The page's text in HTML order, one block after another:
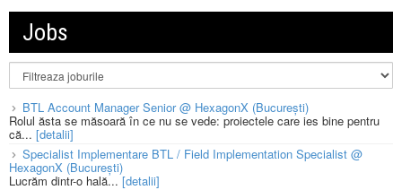
Jobs
BTL Account Manager Senior @ HexagonX (București)
Rolul ăsta se măsoară în ce nu se vede: proiectele care ies bine pentru
că... [detalii]
Specialist Implementare BTL / Field Implementation Specialist @
HexagonX (București)
Lucrăm dintr-o hală...[detalii]